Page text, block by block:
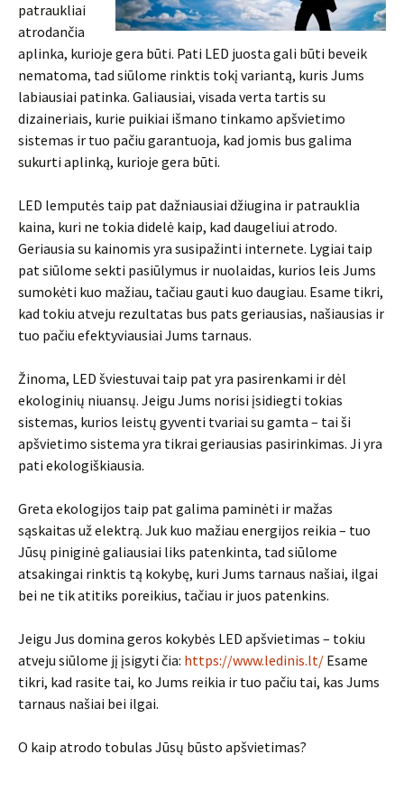
patraukliai
atrodančia
aplinka, kurioje gera būti. Pati LED juosta gali būti beveik
nematoma, tad siūlome rinktis tokį variantą, kuris Jums
labiausiai patinka. Galiausiai, visada verta tartis su
dizaineriais, kurie puikiai išmano tinkamo apšvietimo
sistemas ir tuo pačiu garantuoja, kad jomis bus galima
sukurti aplinką, kurioje gera būti.
LED lemputės taip pat dažniausiai džiugina ir patrauklia
kaina, kuri ne tokia didelė kaip, kad daugeliui atrodo.
Geriausia su kainomis yra susipažinti internete. Lygiai taip
pat siūlome sekti pasiūlymus ir nuolaidas, kurios leis Jums
sumokėti kuo mažiau, tačiau gauti kuo daugiau. Esame tikri,
kad tokiu atveju rezultatas bus pats geriausias, našiausias ir
tuo pačiu efektyviausiai Jums tarnaus.
Žinoma, LED šviestuvai taip pat yra pasirenkami ir dėl
ekologinių niuansų. Jeigu Jums norisi įsidiegti tokias
sistemas, kurios leistų gyventi tvariai su gamta – tai ši
apšvietimo sistema yra tikrai geriausias pasirinkimas. Ji yra
pati ekologiškiausia.
Greta ekologijos taip pat galima paminėti ir mažas
sąskaitas už elektrą. Juk kuo mažiau energijos reikia – tuo
Jūsų piniginė galiausiai liks patenkinta, tad siūlome
atsakingai rinktis tą kokybę, kuri Jums tarnaus našiai, ilgai
bei ne tik atitiks poreikius, tačiau ir juos patenkins.
Jeigu Jus domina geros kokybės LED apšvietimas – tokiu
atveju siūlome jį įsigyti čia: https://www.ledinis.lt/ Esame
tikri, kad rasite tai, ko Jums reikia ir tuo pačiu tai, kas Jums
tarnaus našiai bei ilgai.
O kaip atrodo tobulas Jūsų būsto apšvietimas?